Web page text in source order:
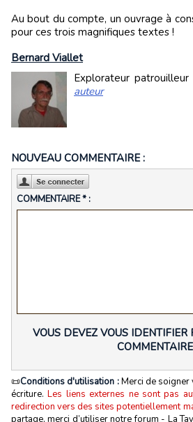
Au bout du compte, un ouvrage à
pour ces trois magnifiques textes !
Bernard Viallet
Explorateur patrouilleur
auteur
NOUVEAU COMMENTAIRE :
COMMENTAIRE * :
VOUS DEVEZ VOUS IDENTIFIER
📜Conditions d'utilisation :Merci de soigner
écriture.Les liens externes ne sont pas
redirection vers des sites potentiellement
partage, merci d’utiliser notre forum - La